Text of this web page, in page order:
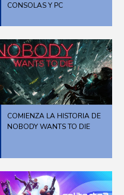
CONSOLAS Y PC
COMIENZA LA HISTORIA DE
NOBODY WANTS TO DIE